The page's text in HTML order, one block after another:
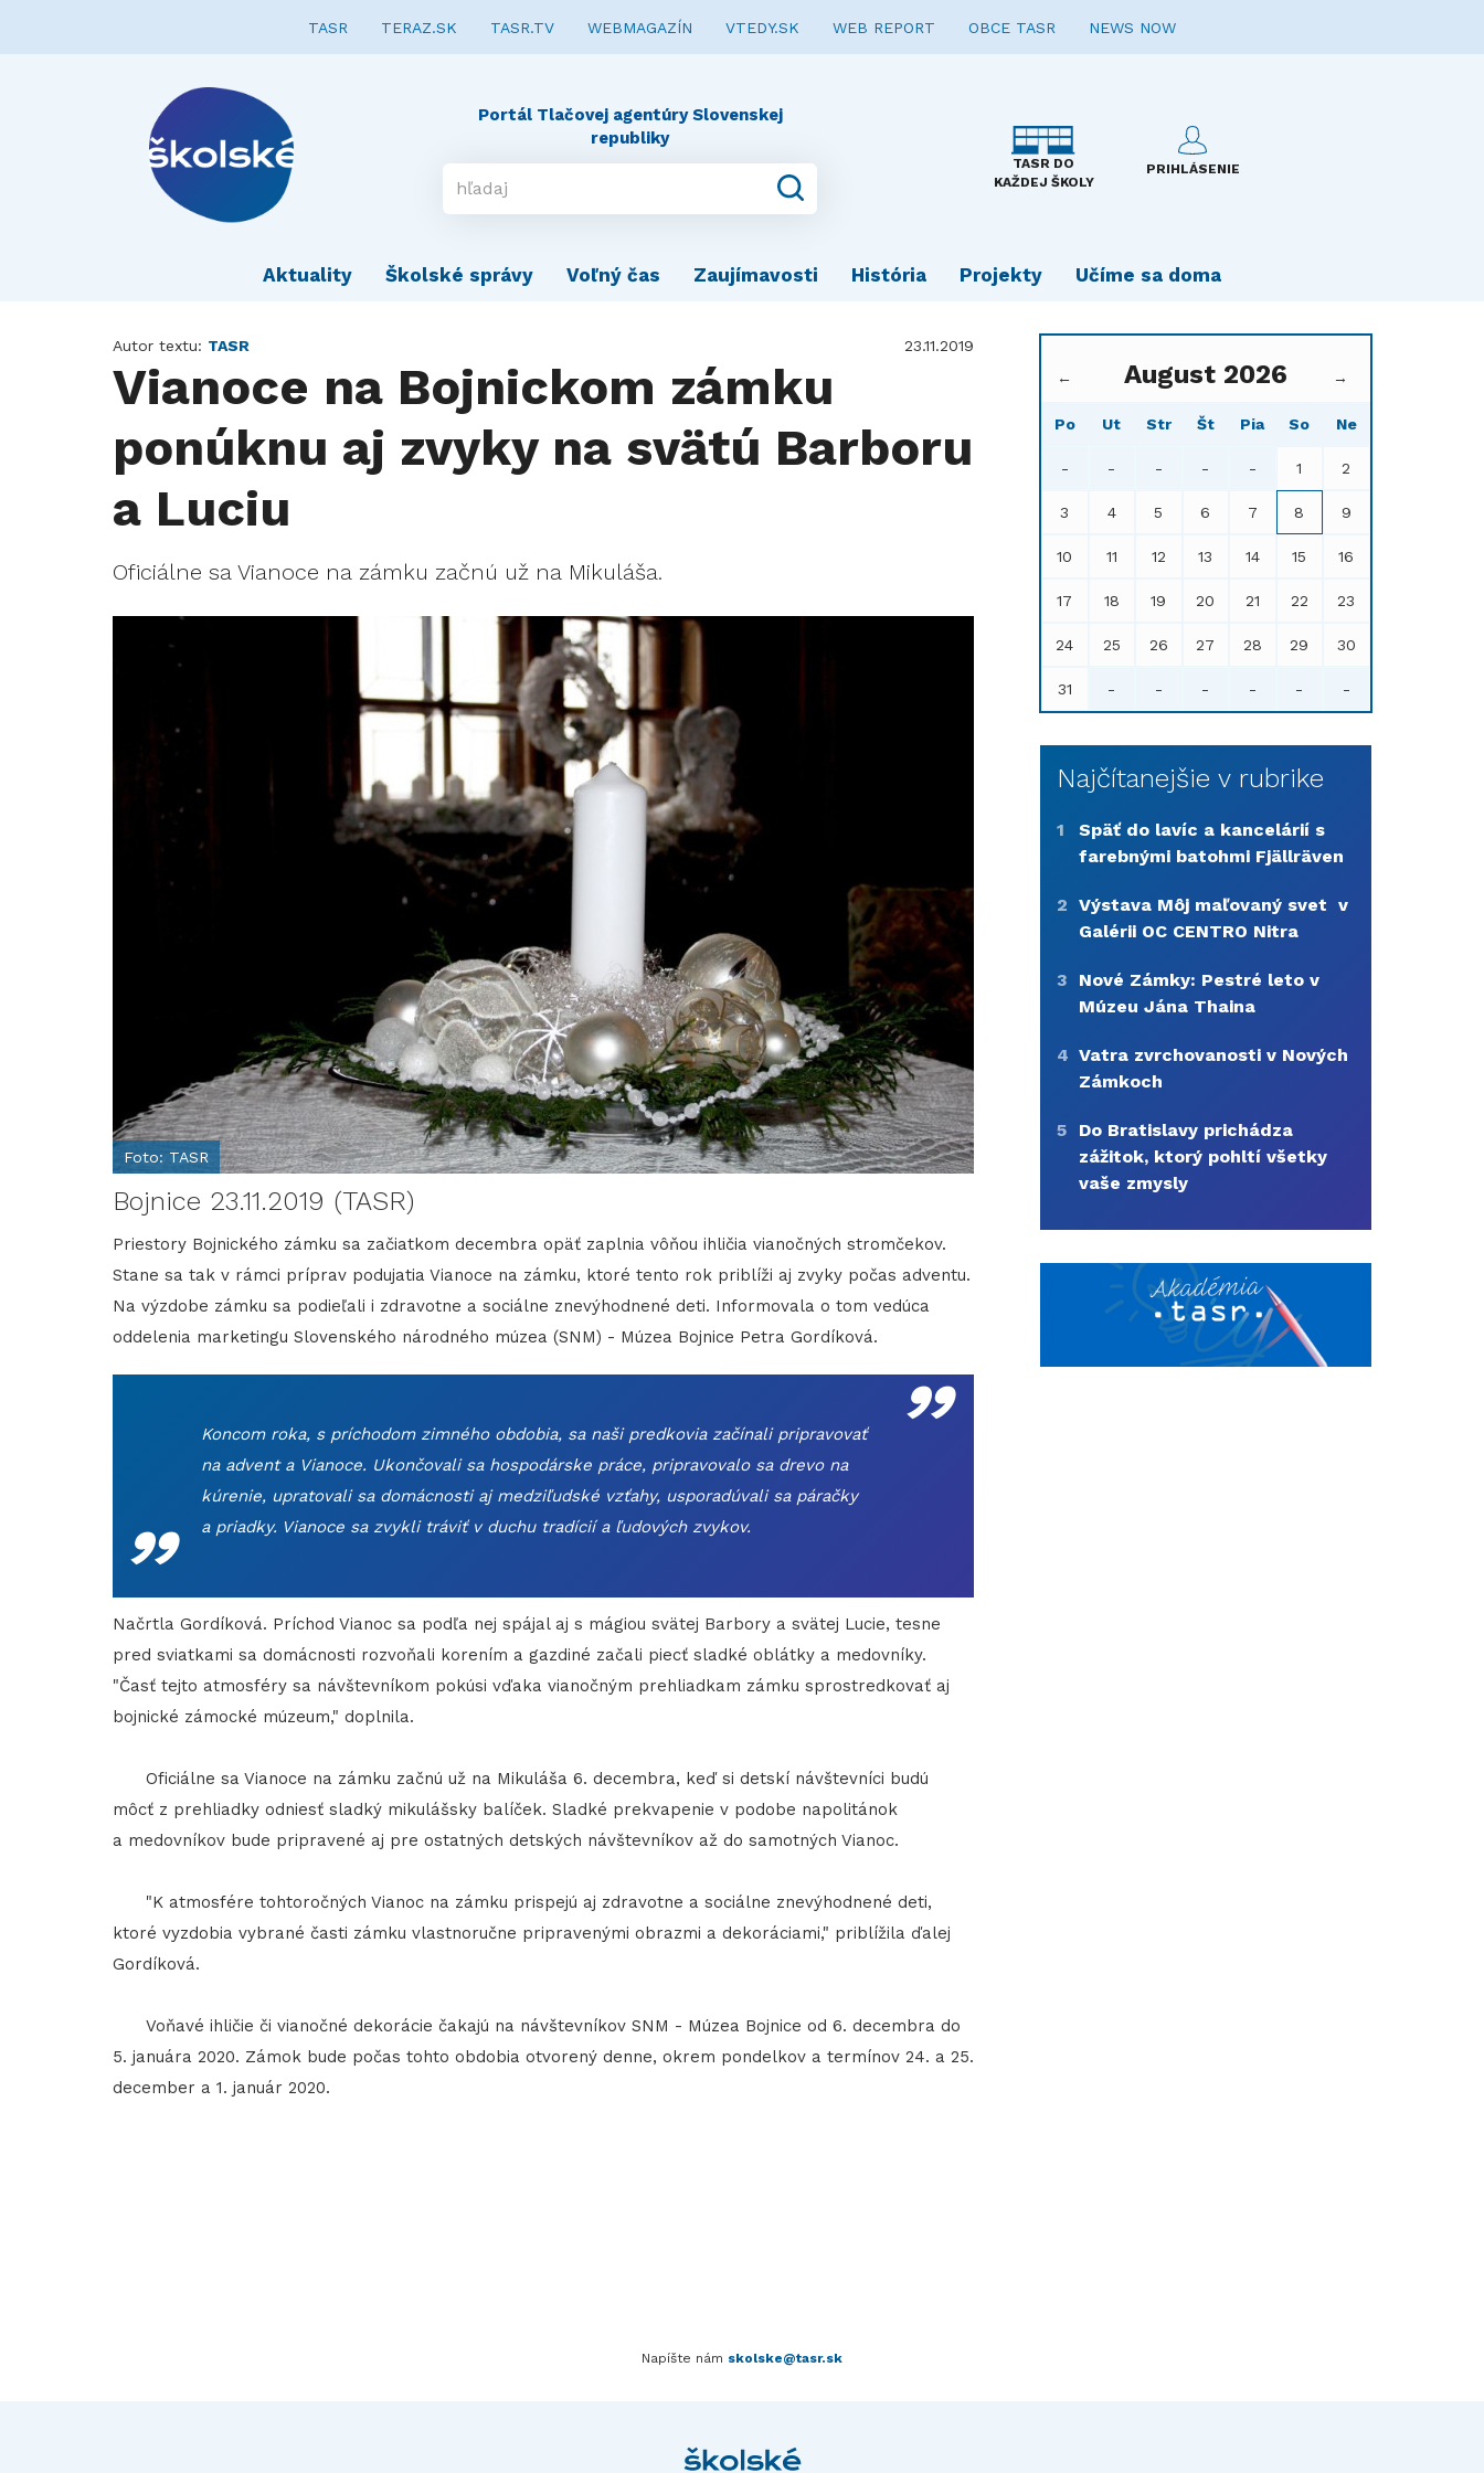
TASR TERAZ.SK TASR.TV WEBMAGAZÍN VTEDY.SK WEB REPORT OBCE TASR NEWS NOW
Portál Tlačovej agentúry Slovenskej
republiky
TASR DO
KAŽDEJ ŠKOLY
PRIHLÁSENIE
Aktuality Školské správy Voľný čas Zaujímavosti História Projekty Učíme sa doma
Autor textu: TASR 23.11.2019
Vianoce na Bojnickom zámku
ponúknu aj zvyky na svätú Barboru
a Luciu
Oficiálne sa Vianoce na zámku začnú už na Mikuláša.
Foto: TASR
Bojnice 23.11.2019 (TASR)
Priestory Bojnického zámku sa začiatkom decembra opäť zaplnia vôňou ihličia vianočných stromčekov.
Stane sa tak v rámci príprav podujatia Vianoce na zámku, ktoré tento rok priblíži aj zvyky počas adventu.
Na výzdobe zámku sa podieľali i zdravotne a sociálne znevýhodnené deti. Informovala o tom vedúca
oddelenia marketingu Slovenského národného múzea (SNM) - Múzea Bojnice Petra Gordíková.
„
„
Koncom roka, s príchodom zimného obdobia, sa naši predkovia začínali pripravovať
na advent a Vianoce. Ukončovali sa hospodárske práce, pripravovalo sa drevo na
kúrenie, upratovali sa domácnosti aj medziľudské vzťahy, usporadúvali sa páračky
a priadky. Vianoce sa zvykli tráviť v duchu tradícií a ľudových zvykov.
Načrtla Gordíková. Príchod Vianoc sa podľa nej spájal aj s mágiou svätej Barbory a svätej Lucie, tesne
pred sviatkami sa domácnosti rozvoňali korením a gazdiné začali piecť sladké oblátky a medovníky.
"Časť tejto atmosféry sa návštevníkom pokúsi vďaka vianočným prehliadkam zámku sprostredkovať aj
bojnické zámocké múzeum," doplnila.
Oficiálne sa Vianoce na zámku začnú už na Mikuláša 6. decembra, keď si detskí návštevníci budú
môcť z prehliadky odniesť sladký mikulášsky balíček. Sladké prekvapenie v podobe napolitánok
a medovníkov bude pripravené aj pre ostatných detských návštevníkov až do samotných Vianoc.
"K atmosfére tohtoročných Vianoc na zámku prispejú aj zdravotne a sociálne znevýhodnené deti,
ktoré vyzdobia vybrané časti zámku vlastnoručne pripravenými obrazmi a dekoráciami," priblížila ďalej
Gordíková.
Voňavé ihličie či vianočné dekorácie čakajú na návštevníkov SNM - Múzea Bojnice od 6. decembra do
5. januára 2020. Zámok bude počas tohto obdobia otvorený denne, okrem pondelkov a termínov 24. a 25.
december a 1. január 2020.
← August 2026 →
Po Ut Str Št Pia So Ne
- - - - - 1 2
3 4 5 6 7 8 9
10 11 12 13 14 15 16
17 18 19 20 21 22 23
24 25 26 27 28 29 30
31 - - - - - -
Najčítanejšie v rubrike
1
Späť do lavíc a kancelárií s
farebnými batohmi Fjällräven
2 Výstava Môj maľovaný svet v
Galérii OC CENTRO Nitra
3
Nové Zámky: Pestré leto v
Múzeu Jána Thaina
4 Vatra zvrchovanosti v Nových
Zámkoch
5
Do Bratislavy prichádza
zážitok, ktorý pohltí všetky
vaše zmysly
Napíšte nám skolske@tasr.sk